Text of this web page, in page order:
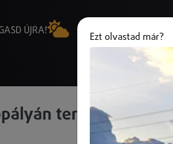
ÚJRA!
terelést
Ezt olvastad már?